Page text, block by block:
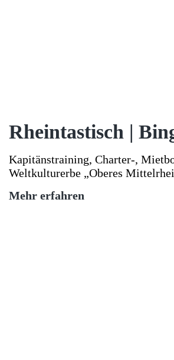
Rheintastisch |
Kapitänstraining, Charter-,
Weltkulturerbe „Oberes
Mehr erfahren